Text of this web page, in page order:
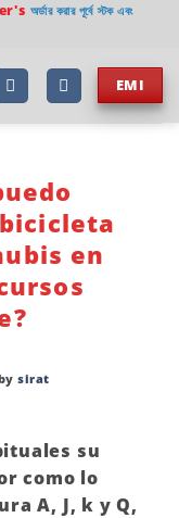
অর্ডার করার পূর্বে স্টক এবং
EMI
en
sirat
su
como lo
A, J, k y Q,